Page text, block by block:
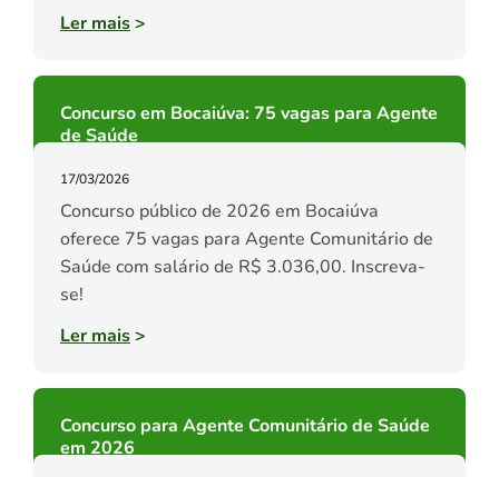
Ler mais>
Concurso em Bocaiúva: 75 vagas para Agente
de Saúde
17/03/2026
Concurso público de 2026 em Bocaiúva
oferece 75 vagas para Agente Comunitário de
Saúde com salário de R$ 3.036,00. Inscreva-
se!
Ler mais>
Concurso para Agente Comunitário de Saúde
em 2026